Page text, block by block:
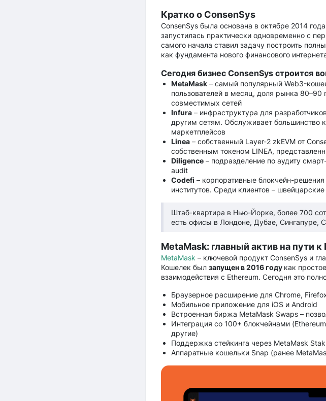
Кратко о ConsenSys
ConsenSys была основана в октябре 2014
запустилась практически одновременно с
самого начала ставил задачу построить
как фундамента нового финансового
Сегодня бизнес ConsenSys строится
MetaMask– самый популярный Web3-
пользователей в месяц, доля рынка
совместимых сетей
Infura– инфраструктура для
другим сетям. Обслуживает большинство
маркетплейсов
Linea– собственный Layer-2 zkEVM от
собственным токеном LINEA,
Diligence– подразделение по аудиту
audit
Codefi – корпоративные блокчейн-
институтов. Среди клиентов – швейцарские
Штаб-квартира в Нью-Йорке, более 700
есть офисы в Лондоне, Дубае, Сингапуре,
MetaMask: главный актив на пути к
MetaMask – ключевой продукт ConsenSys и
Кошелек был запущен в 2016 году как
взаимодействия с Ethereum. Сегодня это
Браузерное расширение для Chrome,
Мобильное приложение для iOS и Android
Встроенная биржа MetaMask Swaps –
Интеграция со 100+ блокчейнами
другие)
Поддержка стейкинга через MetaMask
Аппаратные кошельки Snap (ранее